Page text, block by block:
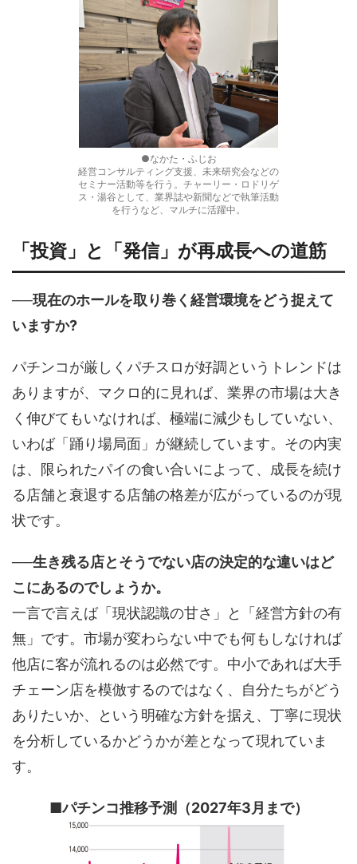
●なかた・ふじお
経営コンサルティング支援、未来研究会などの
セミナー活動等を行う。チャーリー・ロドリゲ
ス・湯谷として、業界誌や新聞などで執筆活動
を行うなど、マルチに活躍中。
「投資」と「発信」が再成長への道筋
──現在のホールを取り巻く経営環境をどう捉えて
いますか?
パチンコが厳しくパチスロが好調というトレンドは
ありますが、マクロ的に見れば、業界の市場は大き
く伸びてもいなければ、極端に減少もしていない、
いわば「踊り場局面」が継続しています。その内実
は、限られたパイの食い合いによって、成長を続け
る店舗と衰退する店舗の格差が広がっているのが現
状です。
──生き残る店とそうでない店の決定的な違いはど
こにあるのでしょうか。
一言で言えば「現状認識の甘さ」と「経営方針の有
無」です。市場が変わらない中でも何もしなければ
他店に客が流れるのは必然です。中小であれば大手
チェーン店を模倣するのではなく、自分たちがどう
ありたいか、という明確な方針を据え、丁寧に現状
を分析しているかどうかが差となって現れていま
す。
■パチンコ推移予測（2027年3月まで）